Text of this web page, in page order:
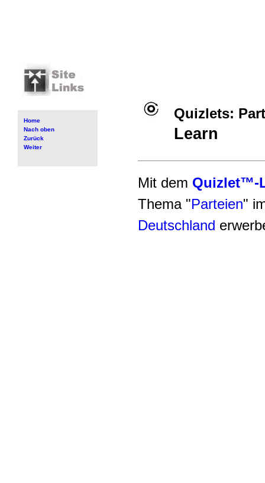
Home
Nach oben
Zurück
Weiter
Quizlets:
Learn
Mit dem Quizlet™-
Thema "Parteien"
Deutschland